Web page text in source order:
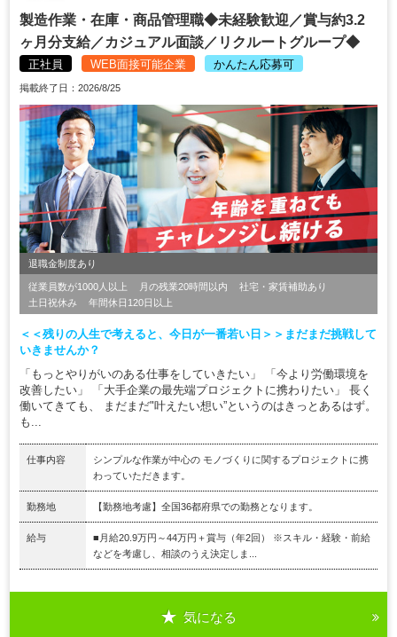
製造作業・在庫・商品管理職◆未経験歓迎／賞与約3.2
ヶ月分支給／カジュアル面談／リクルートグループ◆
正社員 WEB面接可能企業 かんたん応募可
掲載終了日：2026/8/25
退職金制度あり
従業員数が1000人以上 月の残業20時間以内
社宅・家賃補助あり
土日祝休み
年間休日120日以上
＜＜残りの人生で考えると、今日が一番若い日＞＞まだまだ挑戦して
いきませんか？
「もっとやりがいのある仕事をしていきたい」 「今より労働環境を
改善したい」 「大手企業の最先端プロジェクトに携わりたい」 長く
働いてきても、 まだまだ"叶えたい想い”というのはきっとあるはず。
も...
仕事内容
シンプルな作業が中心の モノづくりに関するプロジェクトに携
わっていただきます。
勤務地 【勤務地考慮】全国36都府県での勤務となります。
給与
■月給20.9万円～44万円＋賞与（年2回） ※スキル・経験・前給
などを考慮し、相談のうえ決定しま...
気になる